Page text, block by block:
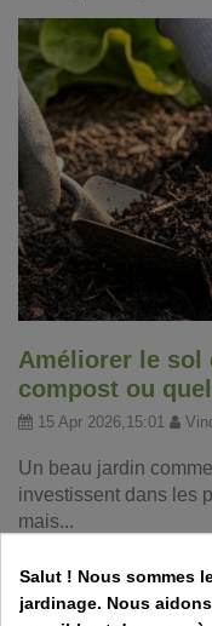
Améliorer le sol
compost ou
15 Apr 2026,15:01
Un beau jardin
investissent dans les
mais...
Frissons d’avril
Salut ! Nous sommes
jardinage. Nous